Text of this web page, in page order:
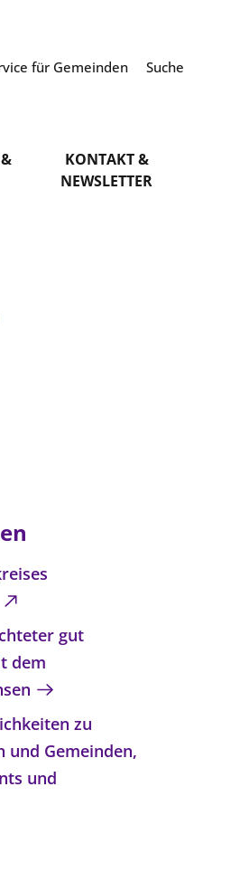
für Gemeinden Suche
KONTAKT &
NEWSLETTER
gut
dem
zu
und Gemeinden,
und